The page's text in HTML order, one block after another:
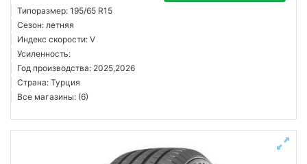
Типоразмер: 195/65 R15
Сезон: летняя
Индекс скорости: V
Усиленность:
Год производства: 2025,2026
Страна: Турция
Все магазины: (6)